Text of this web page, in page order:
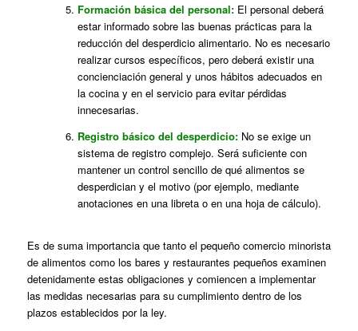
Formación básica del personal:El personal deberá
estar informado sobre las buenas prácticas para la
reducción del desperdicio alimentario. No es necesario
realizar cursos específicos, pero deberá existir una
concienciación general y unos hábitos adecuados en
la cocina y en el servicio para evitar pérdidas
innecesarias.
Registro básico del desperdicio:No se exige un
sistema de registro complejo. Será suficiente con
mantener un control sencillo de qué alimentos se
desperdician y el motivo (por ejemplo, mediante
anotaciones en una libreta o en una hoja de cálculo).
Es de suma importancia que tanto el pequeño comercio minorista
de alimentos como los bares y restaurantes pequeños examinen
detenidamente estas obligaciones y comiencen a implementar
las medidas necesarias para su cumplimiento dentro de los
plazos establecidos por la ley.